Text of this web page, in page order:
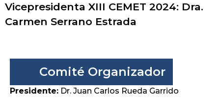
Vicepresidenta XIII CEMET 2024: Dra.
Carmen Serrano Estrada
Comité Organizador
Presidente: Dr. Juan Carlos Rueda Garrido